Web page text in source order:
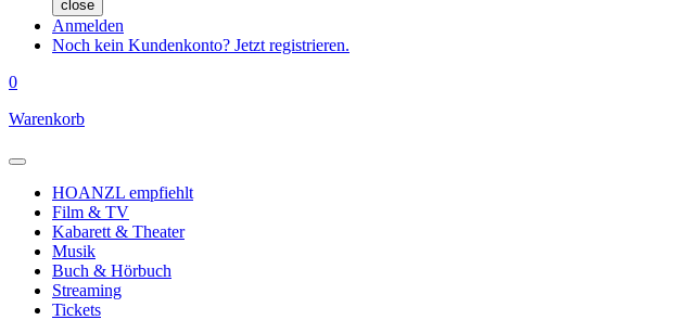
close
Anmelden
Noch kein Kundenkonto? Jetzt registrieren.
0
Warenkorb
HOANZL empfiehlt
Film & TV
Kabarett & Theater
Musik
Buch & Hörbuch
Streaming
Tickets